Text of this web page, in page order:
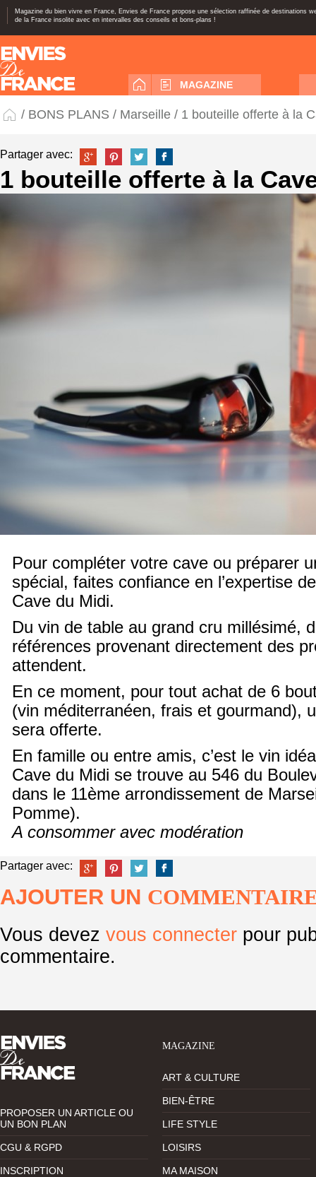
Magazine du bien vivre en France, Envies de France propose une sélection raffinée de destinations
de la France insolite avec en intervalles des conseils et bons-plans !
MAGAZINE
/ BONS PLANS / Marseille / 1 bouteille offerte à la
Partager avec:
1 bouteille offerte à la
Pour compléter votre cave ou préparer
spécial, faites confiance en l’expertise
Cave du Midi.
Du vin de table au grand cru millésimé,
références provenant directement des
attendent.
En ce moment, pour tout achat de 6
(vin méditerranéen, frais et gourmand),
sera offerte.
En famille ou entre amis, c’est le vin
Cave du Midi se trouve au 546 du
dans le 11ème arrondissement de
Pomme).
A consommer avec modération
Partager avec:
AJOUTER UN
Vous devez vous connecter pour
commentaire.
PROPOSER UN ARTICLE OU
UN BON PLAN
CGU & RGPD
INSCRIPTION
MAGAZINE
ART & CULTURE
BIEN-ÊTRE
LIFE STYLE
LOISIRS
MA MAISON